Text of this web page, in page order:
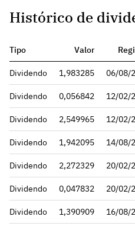
Histórico de
Tipo Valor
Dividendo 1,983285 06/08/
Dividendo 0,056842 12/02/
Dividendo 2,549965 12/02/
Dividendo 1,942095 14/08/
Dividendo 2,272329 20/02/
Dividendo 0,047832 20/02/
Dividendo 1,390909 16/08/